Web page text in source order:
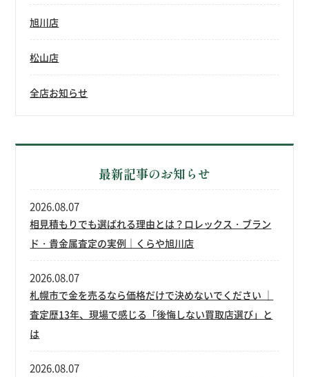
旭川店
松山店
全店お知らせ
最新記事のお知らせ
相見積もりでも選ばれる理由とは？ロレックス・ブラン
ド・貴金属査定の実例｜くらや旭川店
2026.08.07
札幌市で金を売るなら価格だけで決めないでください ｜
査定歴13年、現場で感じる「後悔しない買取店選び」と
は
2026.08.07
2026.08.07